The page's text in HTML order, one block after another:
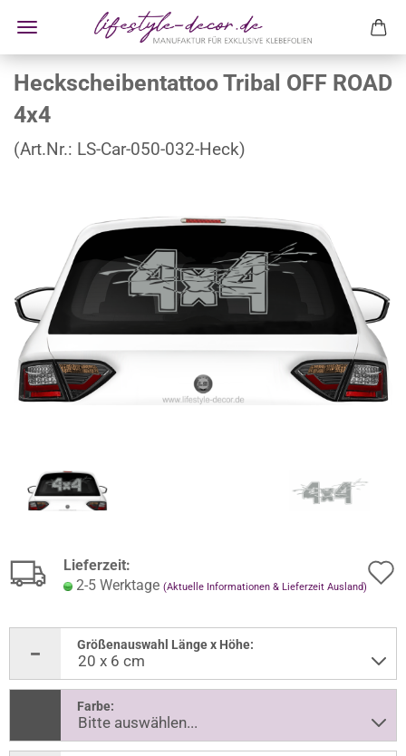
Heckscheibentattoo Tribal OFF ROAD
4x4
(Art.Nr.: LS-Car-050-032-Heck)
Lieferzeit:
2-5 Werktage (Aktuelle Informationen & Lieferzeit Ausland)
Größenauswahl Länge x Höhe:
Farbe: